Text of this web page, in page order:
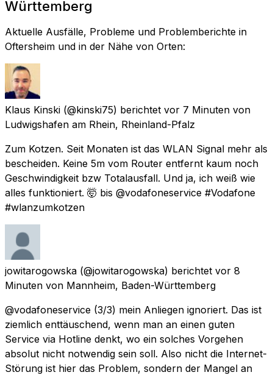
Württemberg
Aktuelle Ausfälle, Probleme und Problemberichte in
Oftersheim und in der Nähe von Orten:
Klaus Kinski (@kinski75) berichtet vor 7 Minuten von
Ludwigshafen am Rhein, Rheinland-Pfalz
Zum Kotzen. Seit Monaten ist das WLAN Signal mehr als
bescheiden. Keine 5m vom Router entfernt kaum noch
Geschwindigkeit bzw Totalausfall. Und ja, ich weiß wie
alles funktioniert. 🤯 bis @vodafoneservice #Vodafone
#wlanzumkotzen
jowitarogowska (@jowitarogowska) berichtet vor 8
Minuten von Mannheim, Baden-Württemberg
@vodafoneservice (3/3) mein Anliegen ignoriert. Das ist
ziemlich enttäuschend, wenn man an einen guten
Service via Hotline denkt, wo ein solches Vorgehen
absolut nicht notwendig sein soll. Also nicht die Internet-
Störung ist hier das Problem, sondern der Mangel an